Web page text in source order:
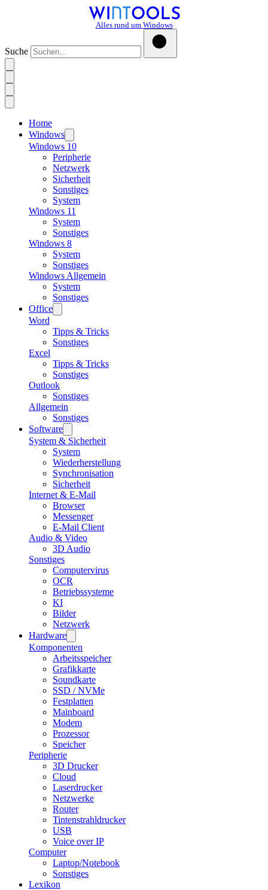
Alles rund um Windows
Suche
Home
Windows
Windows 10
Peripherie
Netzwerk
Sicherheit
Sonstiges
System
Windows 11
System
Sonstiges
Windows 8
System
Sonstiges
Windows Allgemein
System
Sonstiges
Office
Word
Tipps & Tricks
Sonstiges
Excel
Tipps & Tricks
Sonstiges
Outlook
Sonstiges
Allgemein
Sonstiges
Software
System & Sicherheit
System
Wiederherstellung
Synchronisation
Sicherheit
Internet & E-Mail
Browser
Messenger
E-Mail Client
Audio & Video
3D Audio
Sonstiges
Computervirus
OCR
Betriebssysteme
KI
Bilder
Netzwerk
Hardware
Komponenten
Arbeitsspeicher
Grafikkarte
Soundkarte
SSD / NVMe
Festplatten
Mainboard
Modem
Prozessor
Speicher
Peripherie
3D Drucker
Cloud
Laserdrucker
Netzwerke
Router
Tintenstrahldrucker
USB
Voice over IP
Computer
Laptop/Notebook
Sonstiges
Lexikon